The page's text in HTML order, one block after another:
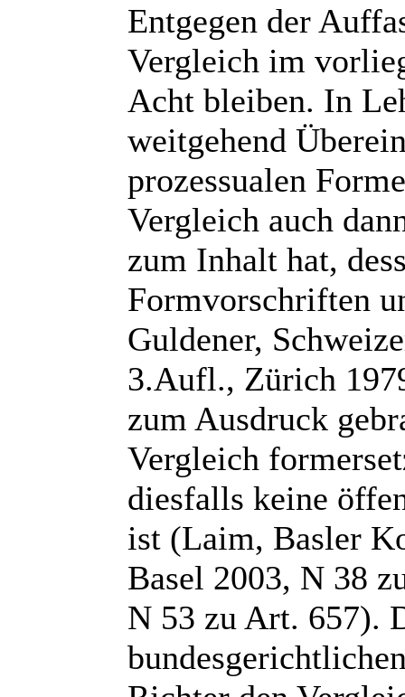
Entgegen der
Vergleich im
Acht bleiben. In
weitgehend
prozessualen
Vergleich auch
zum Inhalt hat,
Formvorschriften
Guldener,
3.Aufl., Zürich
zum Ausdruck
Vergleich
diesfalls keine
ist (Laim, Basler
Basel 2003, N 38
N 53 zu Art. 657).